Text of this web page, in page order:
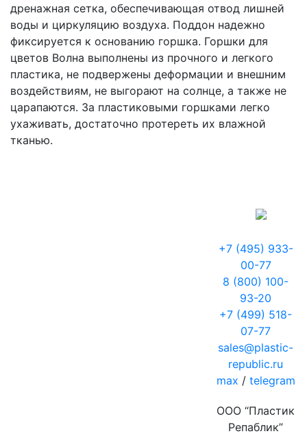
дренажная сетка, обеспечивающая отвод лишней
воды и циркуляцию воздуха. Поддон надежно
фиксируется к основанию горшка. Горшки для
цветов Волна выполнены из прочного и легкого
пластика, не подвержены деформации и внешним
воздействиям, не выгорают на солнце, а также не
царапаются. За пластиковыми горшками легко
ухаживать, достаточно протереть их влажной
тканью.
+7 (495) 933-
00-77
8 (800) 100-
93-20
+7 (499) 518-
07-77
sales@plastic-
republic.ru
max / telegram
ООО “Пластик
Репаблик”